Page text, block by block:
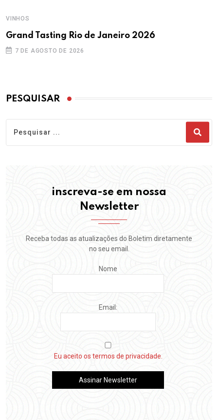
VINHOS
Grand Tasting Rio de Janeiro 2026
7 DE AGOSTO DE 2026
PESQUISAR
inscreva-se em nossa
Newsletter
Receba todas as atualizações do Boletim diretamente
no seu email.
Nome
Email:
Eu aceito os termos de privacidade.